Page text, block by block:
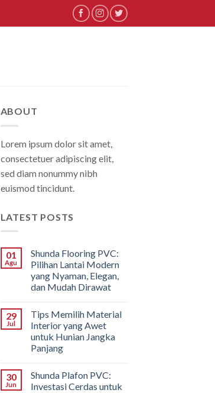
ABOUT
Lorem ipsum dolor sit amet,
consectetuer adipiscing elit,
sed diam nonummy nibh
euismod tincidunt.
LATEST POSTS
01
Agu
Shunda Flooring PVC:
Pilihan Lantai Modern
yang Nyaman, Elegan,
dan Mudah Dirawat
29
Jul
Tips Memilih Material
Interior yang Awet
untuk Hunian Jangka
Panjang
30
Jun
Shunda Plafon PVC:
Investasi Cerdas untuk